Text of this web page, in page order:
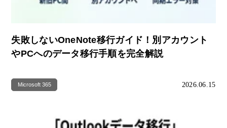
失敗しないOneNote移行ガイド！別アカウント
やPCへのデータ移行手順を完全解説
Microsoft 365 2026.06.15